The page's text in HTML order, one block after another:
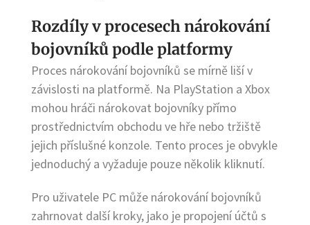
Rozdíly v procesech nárokování
bojovníků podle platformy
Proces nárokování bojovníků se mírně liší v
závislosti na platformě. Na PlayStation a Xbox
mohou hráči nárokovat bojovníky přímo
prostřednictvím obchodu ve hře nebo tržiště
jejich příslušné konzole. Tento proces je obvykle
jednoduchý a vyžaduje pouze několik kliknutí.
Pro uživatele PC může nárokování bojovníků
zahrnovat další kroky, jako je propojení účtů s